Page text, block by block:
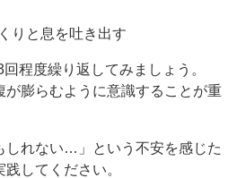
りと息を吐き出す
程度繰り返してみましょう。
が膨らむように意識することが重
しれない…」という不安を感じた
してください。